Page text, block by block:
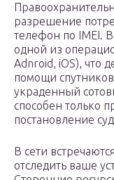
разрешение
телефон по IMEI.
одной из
Adnroid, iOS), что
помощи
украденный
способен только
постановление
В сети
отследить ваше